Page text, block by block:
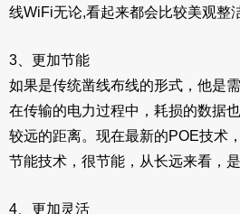
线WiFi无论,看起来都会比较美观整
3、更加节能
如果是传统凿线布线的形式，他是
在传输的电力过程中，耗损的数据
较远的距离。现在最新的POE技术
节能技术，很节能，从长远来看，
4、更加灵活